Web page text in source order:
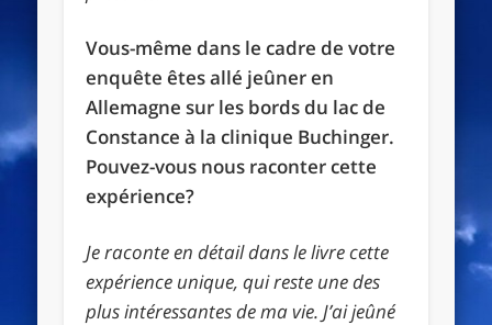
Vous-même dans le cadre de votre
enquête êtes allé jeûner en
Allemagne sur les bords du lac de
Constance à la clinique Buchinger.
Pouvez-vous nous raconter cette
expérience?
Je raconte en détail dans le livre cette
expérience unique, qui reste une des
plus intéressantes de ma vie. J’ai jeûné